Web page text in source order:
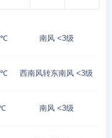
南风 <3级
西南风转东南风 <3级
南风 <3级